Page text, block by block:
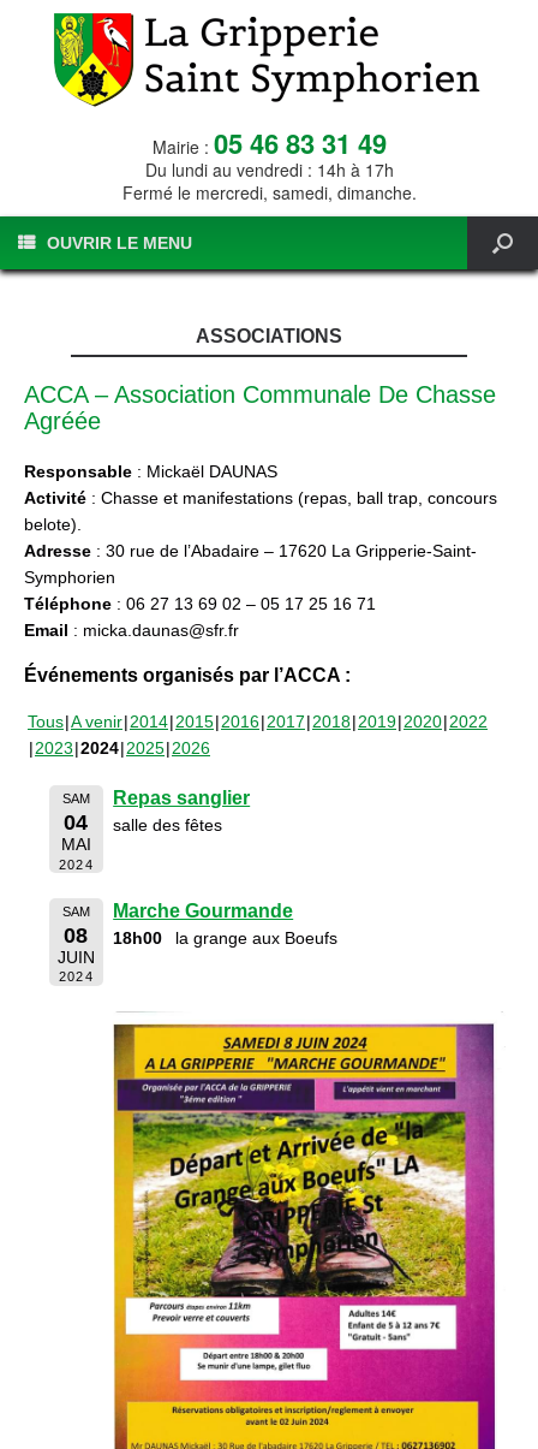
Mairie : 05 46 83 31 49
Du lundi au vendredi : 14h à 17h
Fermé le mercredi, samedi, dimanche.
OUVRIR LE MENU
ASSOCIATIONS
ACCA – Association Communale De Chasse
Agréée
Responsable : Mickaël DAUNAS
Activité : Chasse et manifestations (repas, ball trap, concours
belote).
Adresse : 30 rue de l’Abadaire – 17620 La Gripperie-Saint-
Symphorien
Téléphone : 06 27 13 69 02 – 05 17 25 16 71
Email : micka.daunas@sfr.fr
Événements organisés par l’ACCA :
Tous A venir 2014 2015 2016 2017 2018 2019 2020 2022
2023 2024 2025 2026
SAM
04
MAI
2024
Repas sanglier
salle des fêtes
SAM
08
JUIN
2024
Marche Gourmande
18h00 la grange aux Boeufs